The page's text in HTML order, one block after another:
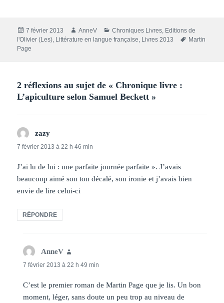
Publié
le
7 février 2013 Auteur
AnneV Catégories
Chroniques Livres, Editions de
l'Olivier (Les), Littérature en langue française, Livres 2013
Mots-
Martin
Page
2 réflexions au sujet de « Chronique livre :
L’apiculture selon Samuel Beckett »
zazy
7 février 2013 à 22 h 46 min
J’ai lu de lui : une parfaite journée parfaite ». J’avais
beaucoup aimé son ton décalé, son ironie et j’avais bien
envie de lire celui-ci
RÉPONDRE
AnneV
7 février 2013 à 22 h 49 min
C’est le premier roman de Martin Page que je lis. Un bon
moment, léger, sans doute un peu trop au niveau de